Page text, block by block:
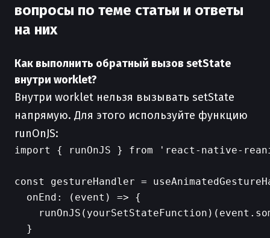
вопросы по теме статьи и ответы
на них
Как выполнить обратный вызов setState
внутри worklet?
Внутри worklet нельзя вызывать setState
напрямую. Для этого используйте функцию
runOnJS:
import { runOnJS } from 'react-native-
const gestureHandler =
  onEnd: (event) => {
  }